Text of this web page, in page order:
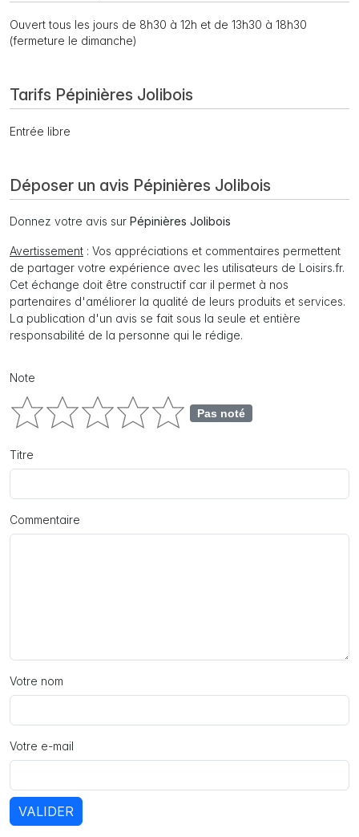
Ouvert tous les jours de 8h30 à 12h et de 13h30 à 18h30
(fermeture le dimanche)
Tarifs Pépinières Jolibois
Entrée libre
Déposer un avis Pépinières Jolibois
Donnez votre avis sur Pépinières Jolibois
Avertissement : Vos appréciations et commentaires permettent
de partager votre expérience avec les utilisateurs de Loisirs.fr.
Cet échange doit être constructif car il permet à nos
partenaires d'améliorer la qualité de leurs produits et services.
La publication d'un avis se fait sous la seule et entière
responsabilité de la personne qui le rédige.
Note
Pas noté
Titre
Commentaire
Votre nom
Votre e-mail
VALIDER